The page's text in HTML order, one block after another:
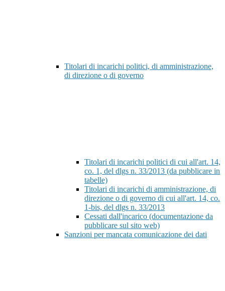
Titolari di incarichi politici, di amministrazione,
di direzione o di governo
Titolari di incarichi politici di cui all'art. 14,
co. 1, del dlgs n. 33/2013 (da pubblicare in
tabelle)
Titolari di incarichi di amministrazione, di
direzione o di governo di cui all'art. 14, co.
1-bis, del dlgs n. 33/2013
Cessati dall'incarico (documentazione da
pubblicare sul sito web)
Sanzioni per mancata comunicazione dei dati